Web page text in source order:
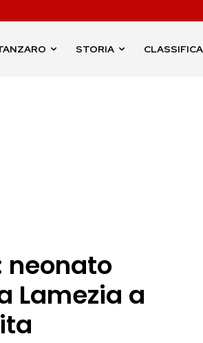
STORIA CLASSIFICA
neonato
Lamezia a